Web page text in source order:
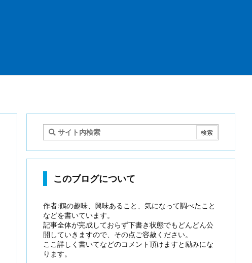
このブログについて
作者:鶴の趣味、興味あること、気になって調べたこと
などを書いています。
記事全体が完成しておらず下書き状態でもどんどん公
開していきますので、その点ご容赦ください。
ここ詳しく書いてなどのコメント頂けますと励みにな
ります。